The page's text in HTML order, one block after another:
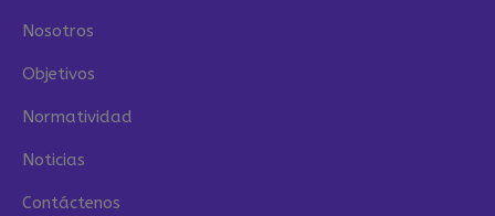
Nosotros
Objetivos
Normatividad
Noticias
Contáctenos